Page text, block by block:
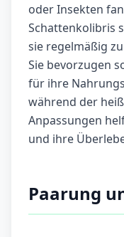
oder Insekten
Schattenkolibris
sie regelmäßig
Sie bevorzugen
für ihre
während der
Anpassungen
und ihre
Paarung